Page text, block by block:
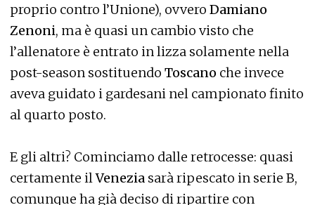
proprio contro l’Unione), ovvero Damiano
Zenoni, ma è quasi un cambio visto che
l’allenatore è entrato in lizza solamente nella
post-season sostituendo Toscano che invece
aveva guidato i gardesani nel campionato finito
al quarto posto.
E gli altri? Cominciamo dalle retrocesse: quasi
certamente ilVenezia sarà ripescato in serie B,
comunque ha già deciso di ripartire con